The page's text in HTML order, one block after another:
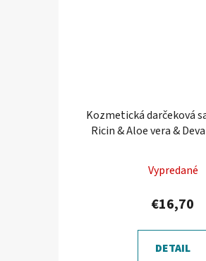
Kozmetická darčeková
Ricin & Aloe vera &
Vypredané
€16,70
DETAIL